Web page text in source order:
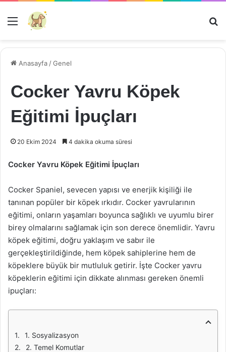
Menü
Anasayfa /Genel
Cocker Yavru Köpek
Eğitimi İpuçları
20 Ekim 2024 4 dakika okuma süresi
Cocker Yavru Köpek Eğitimi İpuçları
Cocker Spaniel, sevecen yapısı ve enerjik kişiliği ile
tanınan popüler bir köpek ırkıdır. Cocker yavrularının
eğitimi, onların yaşamları boyunca sağlıklı ve uyumlu birer
birey olmalarını sağlamak için son derece önemlidir. Yavru
köpek eğitimi, doğru yaklaşım ve sabır ile
gerçekleştirildiğinde, hem köpek sahiplerine hem de
köpeklere büyük bir mutluluk getirir. İşte Cocker yavru
köpeklerin eğitimi için dikkate alınması gereken önemli
ipuçları:
1. Sosyalizasyon
2. Temel Komutlar